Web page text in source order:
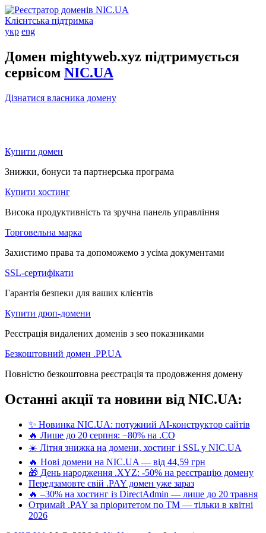
Клієнтська підтримка
укр eng
Домен mightyweb.xyz підтримується
сервісом NIC.UA
Дізнатися власника домену
Купити домен
Знижки, бонуси та партнерська програма
Купити хостинг
Висока продуктивність та зручна панель управління
Торговельна марка
Захистимо права та допоможемо з усіма документами
SSL-сертифікати
Гарантія безпеки для ваших клієнтів
Купити дроп-домени
Реєстрація видалених доменів з seo показниками
Безкоштовний домен .PP.UA
Повністю безкоштовна реєстрація та продовження домену
Останні акції та новини від NIC.UA:
✨ Новинка NIC.UA: потужний AI-конструктор сайтів
🔥 Лише до 20 серпня: −80% на .CO
☀️ Літня знижка на домени, хостинг і SSL у NIC.UA
🔥 Нові домени на NIC.UA — від 44,59 грн
🎁 День народження .XYZ: -50% на реєстрацію домену
Передзамовте свій .PAY домен уже зараз
🔥 –30% на хостинг із DirectAdmin — лише до 20 травня
Отримай .PAY за пріоритетом по ТМ — тільки в квітні
2026